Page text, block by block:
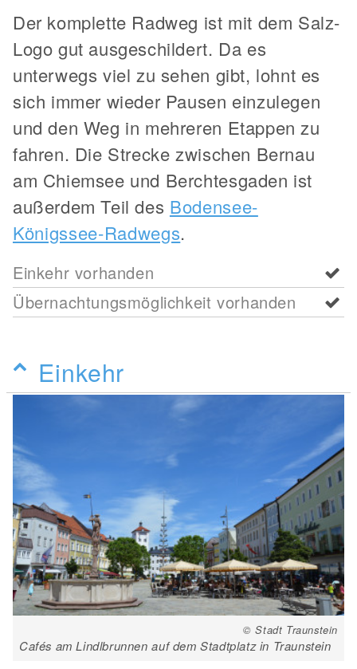
Der komplette Radweg ist mit dem Salz-
Logo gut ausgeschildert. Da es
unterwegs viel zu sehen gibt, lohnt es
sich immer wieder Pausen einzulegen
und den Weg in mehreren Etappen zu
fahren. Die Strecke zwischen Bernau
am Chiemsee und Berchtesgaden ist
außerdem Teil des Bodensee-
Königssee-Radwegs.
Einkehr vorhanden
Übernachtungsmöglichkeit vorhanden
Einkehr
© Stadt Traunstein
Cafés am Lindlbrunnen auf dem Stadtplatz in Traunstein